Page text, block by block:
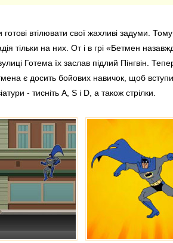
втілювати свої жахливі задуми.
тільки на них. От і в грі «Бетмен
Готема їх заслав підлий Пінгвін.
є досить бойових навичок, щоб
- тисніть A, S і D, а також стрілки.